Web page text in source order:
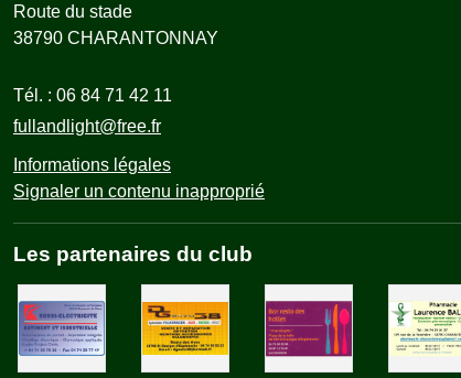
Route du stade
38790 CHARANTONNAY
Tél. : 06 84 71 42 11
fullandlight@free.fr
Informations légales
Signaler un contenu inapproprié
Les partenaires du club